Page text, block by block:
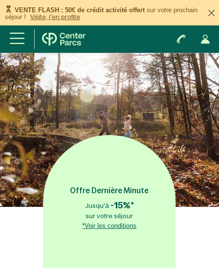
VENTE FLASH : 50€ de crédit activité offert sur votre prochain
séjour !
Viiiite, j'en profite
Offre Dernière Minute
Jusqu'à -15%*
sur votre séjour
*Voir les conditions